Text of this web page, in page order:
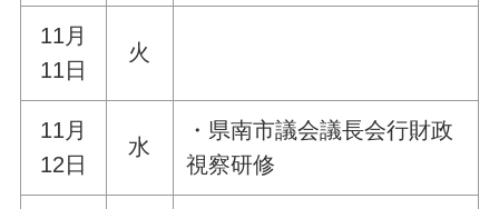
11月
11日
火
11月
12日
水
・県南市議会議長会行財政
視察研修